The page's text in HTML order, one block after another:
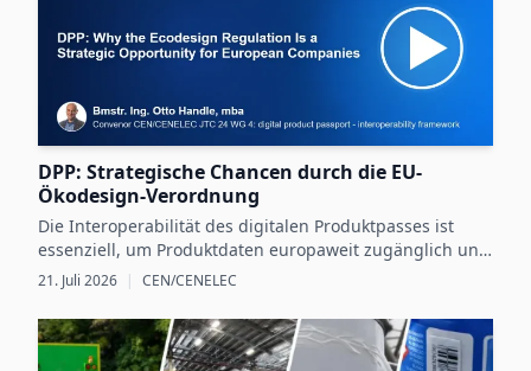
DPP: Strategische Chancen durch die EU-
Ökodesign-Verordnung
Die Interoperabilität des digitalen Produktpasses ist
essenziell, um Produktdaten europaweit zugänglich und
nutzbar zu machen und dadurch neue Chancen für
nachhaltige Unternehmensstrategien zu schaffen.
21. Juli 2026 | CEN/CENELEC